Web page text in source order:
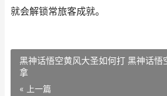
就会解锁常旅客成就。
黑神话悟空黄风大圣如何打 黑神话悟
拿
« 上一篇